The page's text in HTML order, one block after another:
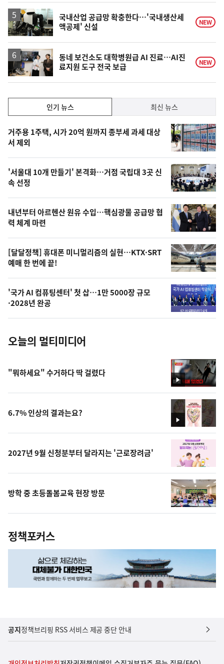
상
승
국내산업 공급망 확충한다…'국내생산세
액공제' 신설
NEW
동네 보건소도 대학병원급 AI 진료…AI진
료지원 도구 전국 보급
NEW
기,
최
신,
오
늘
의
영
상
오
늘
의
사
진
인기 뉴스 최신 뉴스
인
기
뉴
스
거주용 1주택, 시가 20억 원까지 종부세 과세 대상
서 제외
'서울대 10개 만들기' 본격화…거점 국립대 3곳 신
속 선정
내년부터 아르헨산 원유 수입…핵심광물 공급망 협
력 체계 마련
[달달정책] 휴대폰 미니멀리즘의 실현…KTX·SRT
예매 한 번에 끝!
'국가 AI 컴퓨팅센터' 첫 삽…1만 5000장 규모
·2028년 완공
오늘의 멀티미디어
영
상
"뭐하세요" 수거하다 딱 걸렸다
영
상
6.7% 인상의 결과는요?
2027년 9월 신청분부터 달라지는 '근로장려금'
방학 중 초등돌봄교육 현장 방문
정책포커스
공지정책브리핑 RSS 서비스 제공 중단 안내